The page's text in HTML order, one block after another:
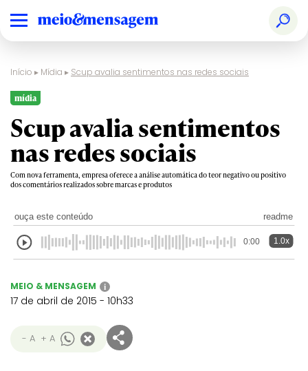
Início ▸ Mídia ▸ Scup avalia sentimentos nas redes sociais
mídia
Scup avalia sentimentos
nas redes sociais
Com nova ferramenta, empresa oferece a análise automática do teor negativo ou positivo
dos comentários realizados sobre marcas e produtos
ouça este conteúdo readme
0:00 1.0x
MEIO & MENSAGEM i
17 de abril de 2015 - 10h33
- A + A